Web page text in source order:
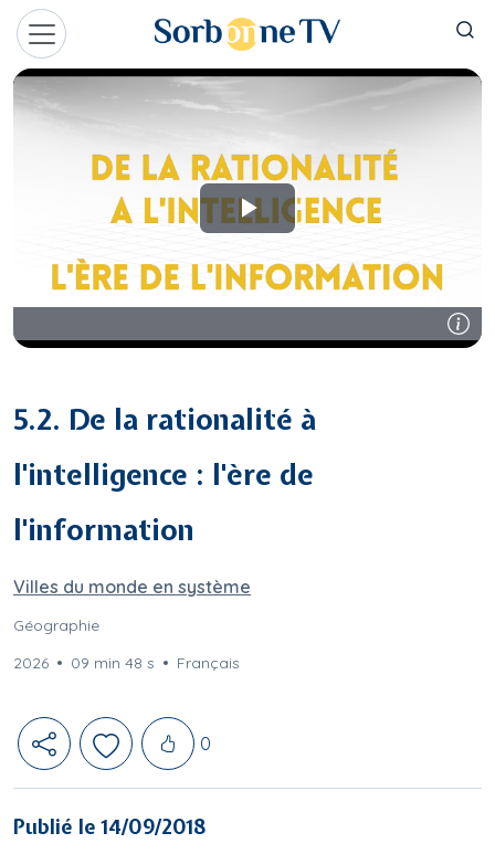
Aller au contenu principal
5.2. De la rationalité à
l'intelligence : l'ère de
l'information
Villes du monde en système
Géographie
2026
09 min 48 s Français
Likes
0
Publié le 14/09/2018
Panneau de gestion des cookies